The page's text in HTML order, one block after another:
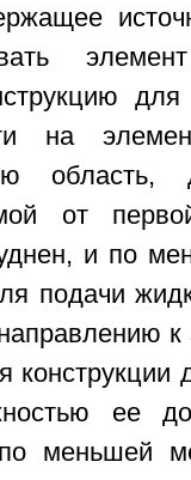
на
от
и по
подачи
к
конструкции
ее
меньшей